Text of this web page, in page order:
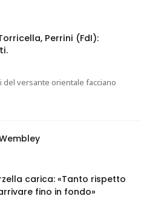
Perrini (FdI):
del versante orientale facciano
carica: «Tanto rispetto
fino in fondo»